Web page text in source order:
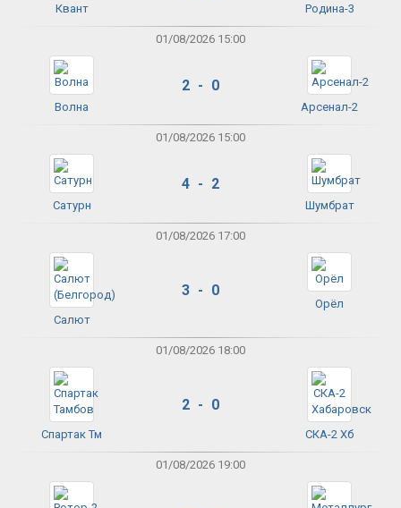
Квант Родина-3
01/08/2026 15:00
Волна
2 - 0
Арсенал-2
01/08/2026 15:00
Сатурн
4 - 2
Шумбрат
01/08/2026 17:00
Салют
3 - 0
Орёл
01/08/2026 18:00
Спартак Тм
2 - 0
СКА-2 Хб
01/08/2026 19:00